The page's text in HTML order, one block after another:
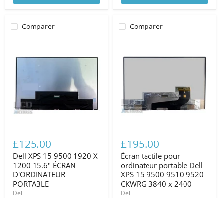
Comparer
£125.00
Dell XPS 15 9500 1920 X
1200 15.6" ÉCRAN
D'ORDINATEUR
PORTABLE
Dell
Comparer
£195.00
Écran tactile pour
ordinateur portable Dell
XPS 15 9500 9510 9520
CKWRG 3840 x 2400
Dell